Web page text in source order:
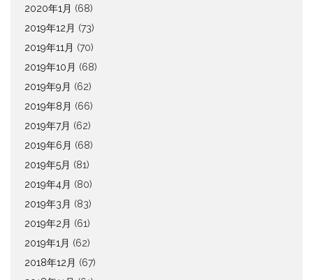
2020年1月 (68)
2019年12月 (73)
2019年11月 (70)
2019年10月 (68)
2019年9月 (62)
2019年8月 (66)
2019年7月 (62)
2019年6月 (68)
2019年5月 (81)
2019年4月 (80)
2019年3月 (83)
2019年2月 (61)
2019年1月 (62)
2018年12月 (67)